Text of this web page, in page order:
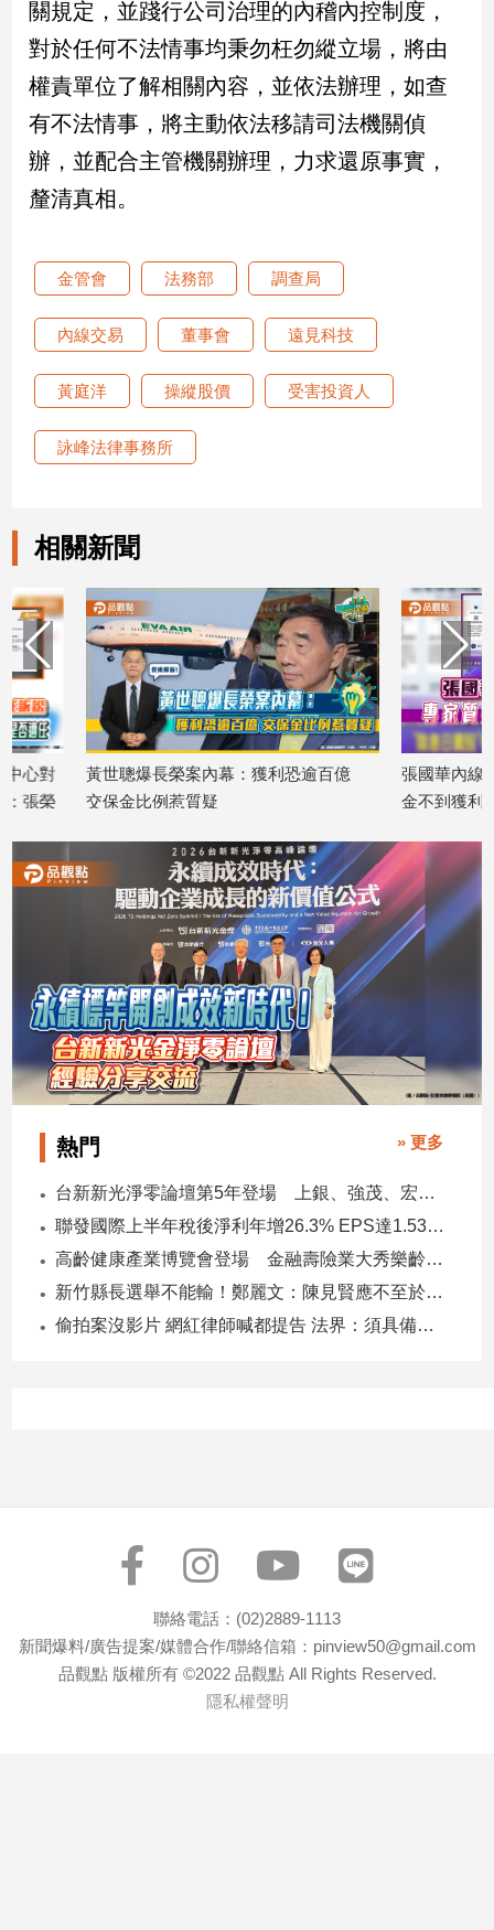
【我
的
觀
點】
關規定，並踐行公司治理的內稽內控制度，
對於任何不法情事均秉勿枉勿縱立場，將由
權責單位了解相關內容，並依法辦理，如查
有不法情事，將主動依法移請司法機關偵
辦，並配合主管機關辦理，力求還原事實，
釐清真相。
金管會 法務部 調查局
內線交易 董事會 遠見科技
黃庭洋 操縱股價 受害投資人
詠峰法律事務所
相關新聞
黃世聰爆長榮案內幕：獲利恐逾百億
交保金比例惹質疑
張國華內線交易交保
金不到獲利零頭 能擋
熱門 » 更多
台新新光淨零論壇第5年登場 上銀、強茂、宏碁、金寶經驗分享！
聯發國際上半年稅後淨利年增26.3% EPS達1.53元 下半年茶飲與餐食齊發 營運可望逐季上升
高齡健康產業博覽會登場 金融壽險業大秀樂齡金融服務！
新竹縣長選舉不能輸！鄭麗文：陳見賢應不至於親痛仇快
偷拍案沒影片 網紅律師喊都提告 法界：須具備侵權要件
聯絡電話：(02)2889-1113
新聞爆料/廣告提案/媒體合作/聯絡信箱：pinview50@gmail.com
品觀點 版權所有 ©2022 品觀點 All Rights Reserved.
隱私權聲明